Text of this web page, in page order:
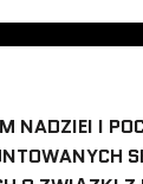
NADZIEI I